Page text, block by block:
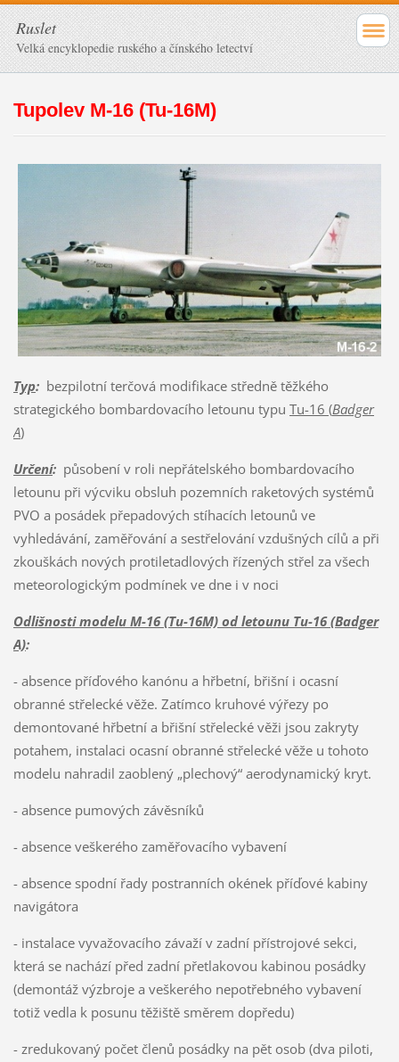
Ruslet
Velká encyklopedie ruského a čínského letectví
Tupolev M-16 (Tu-16M)
Typ:bezpilotní terčová modifikace středně těžkého
strategického bombardovacího letounu typu Tu-16 (Badger
A)
Určení:působení v roli nepřátelského bombardovacího
letounu při výcviku obsluh pozemních raketových systémů
PVO a posádek přepadových stíhacích letounů ve
vyhledávání, zaměřování a sestřelování vzdušných cílů a při
zkouškách nových protiletadlových řízených střel za všech
meteorologickým podmínek ve dne i v noci
Odlišnosti modelu M-16 (Tu-16M) od letounu Tu-16 (Badger
A):
- absence příďového kanónu a hřbetní, břišní i ocasní
obranné střelecké věže. Zatímco kruhové výřezy po
demontované hřbetní a břišní střelecké věži jsou zakryty
potahem, instalaci ocasní obranné střelecké věže u tohoto
modelu nahradil zaoblený „plechový“ aerodynamický kryt.
- absence pumových závěsníků
- absence veškerého zaměřovacího vybavení
- absence spodní řady postranních okének příďové kabiny
navigátora
- instalace vyvažovacího závaží v zadní přístrojové sekci,
která se nachází před zadní přetlakovou kabinou posádky
(demontáž výzbroje a veškerého nepotřebného vybavení
totiž vedla k posunu těžiště směrem dopředu)
- zredukovaný počet členů posádky na pět osob (dva piloti,